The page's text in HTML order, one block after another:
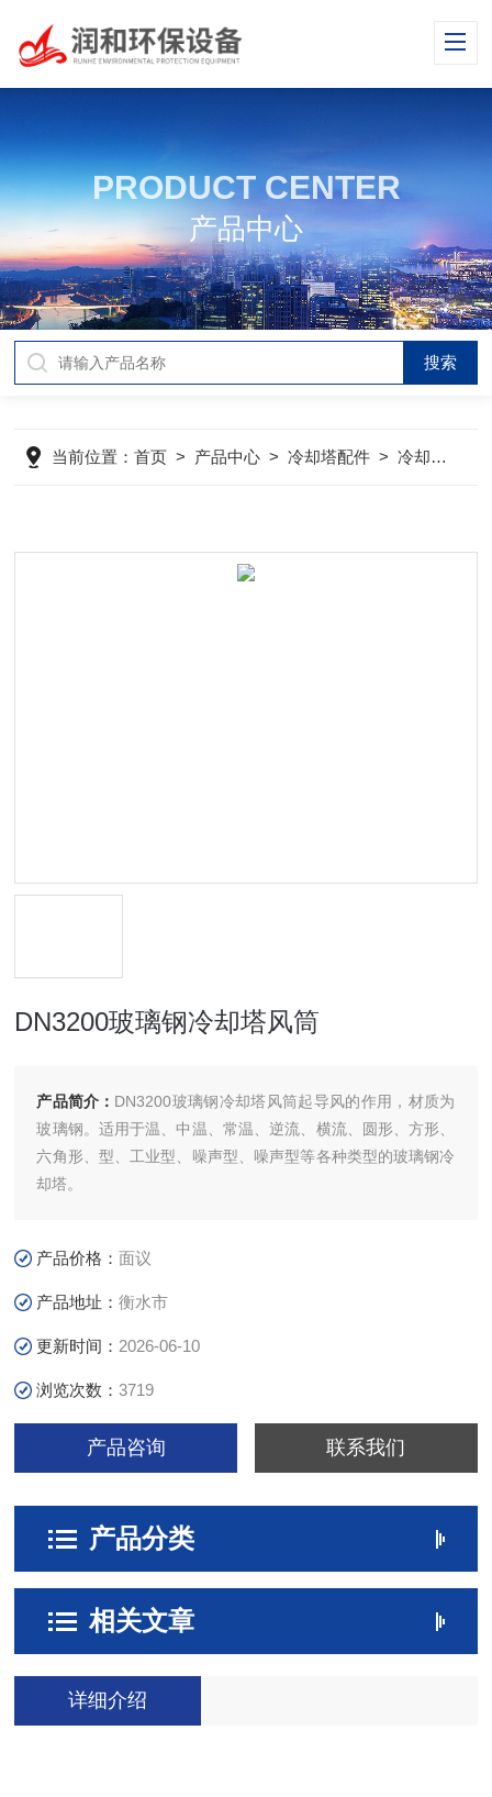
PRODUCT CENTER
产品中心
当前位置：首页 > 产品中心 >冷却塔配件 >冷却塔风筒
DN3200玻璃钢冷却塔风筒
产品简介： DN3200玻璃钢冷却塔风筒起导风的作用，材质为
玻璃钢。适用于温、中温、常温、逆流、横流、圆形、方形、
六角形、型、工业型、噪声型、噪声型等各种类型的玻璃钢冷
却塔。
产品价格：面议
产品地址：衡水市
更新时间： 2026-06-10
浏览次数：3719
产品咨询 联系我们
产品分类
相关文章
详细介绍